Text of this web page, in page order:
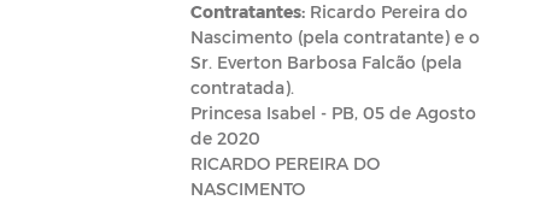
Contratantes:Ricardo Pereira do
Nascimento (pela contratante) e o
Sr. Everton Barbosa Falcão (pela
contratada).
Princesa Isabel - PB, 05 de Agosto
de 2020
RICARDO PEREIRA DO
NASCIMENTO